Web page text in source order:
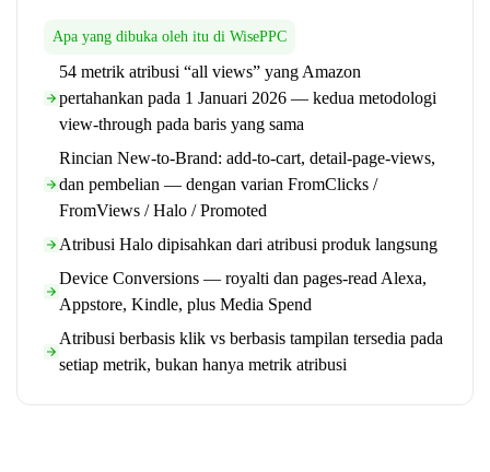
Apa yang dibuka oleh itu di WisePPC
54 metrik atribusi “all views” yang Amazon
pertahankan pada 1 Januari 2026 — kedua metodologi
view-through pada baris yang sama
Rincian New-to-Brand: add-to-cart, detail-page-views,
dan pembelian — dengan varian FromClicks /
FromViews / Halo / Promoted
Atribusi Halo dipisahkan dari atribusi produk langsung
Device Conversions — royalti dan pages-read Alexa,
Appstore, Kindle, plus Media Spend
Atribusi berbasis klik vs berbasis tampilan tersedia pada
setiap metrik, bukan hanya metrik atribusi